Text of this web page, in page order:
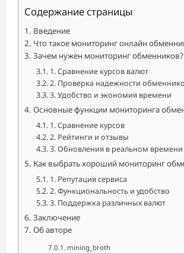
Содержание страницы
Введение
Что такое мониторинг онлайн
Зачем нужен мониторинг обменников?
1. Сравнение курсов валют
2. Проверка надежности
3. Удобство и экономия времени
Основные функции мониторинга
1. Сравнение курсов
2. Рейтинги и отзывы
3. Обновления в реальном времени
Как выбрать хороший мониторинг
1. Репутация сервиса
2. Функциональность и удобство
3. Поддержка различных валют
Заключение
Об авторе
mining_broth